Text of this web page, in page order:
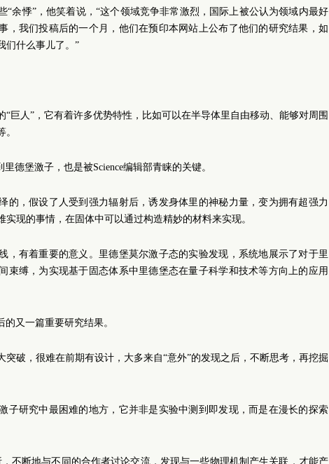
“余悸”，他笑着说，“这个领域竞争非常激烈，国际上被公认为领域内最好
，我们投稿后的一个月，他们在预印本网站上公布了他们的研究结果，如
们什么事儿了。”
“巨人”，它有着许多优势特性，比如可以在半导体里自由移动、能够对周围
德堡激子，也是被Science编辑部青睐的关键。
的，假设了人受到强力辐射后，诱发身体里的神秘力量，变为拥有超强力
现的事情，在固体中可以通过构造精妙的材料来实现。
，有着重要的意义。里德堡莫尔激子态的实验发现，系统地展示了对于里
束缚，为实现基于固态体系中里德堡态在量子科学和技术等方向上的应用
又一篇重要研究结果。
突破，很难在前期有设计，大多来自“意外”的发现之后，不断思考，再挖掘
子研究中最困难的地方，它并非是实验中测到即发现，而是在漫长的探索
不断地与不同的合作者讨论交流，发现与一些物理机制产生关联，才能产